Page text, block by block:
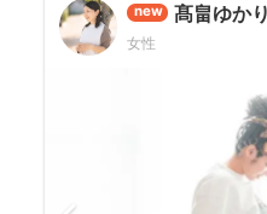
new 髙畠ゆかり
女性